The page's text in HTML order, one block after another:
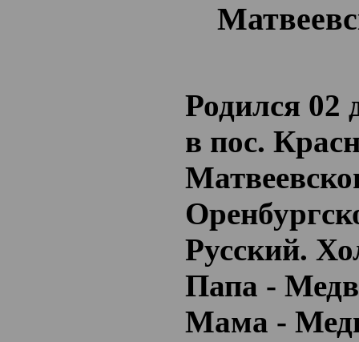
Родился 02
в пос.
Русский.
Папа -
Мама -